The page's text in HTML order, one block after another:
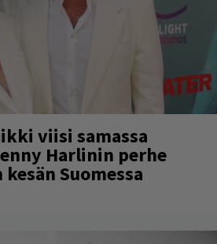
viisi samassa
Harlinin perhe
Suomessa